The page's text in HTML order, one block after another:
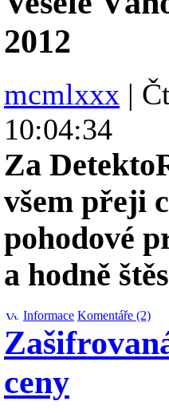
2012
mcmlxxx |
10:04:34
Za
všem přeji
pohodové
a hodně
Informace Komentáře (2)
ceny